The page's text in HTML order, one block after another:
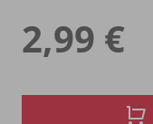
2,99 €